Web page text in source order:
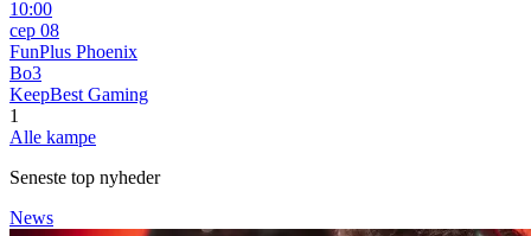
10:00
сер 08
FunPlus Phoenix
Bo3
KeepBest Gaming
1
Alle kampe
Seneste top nyheder
News